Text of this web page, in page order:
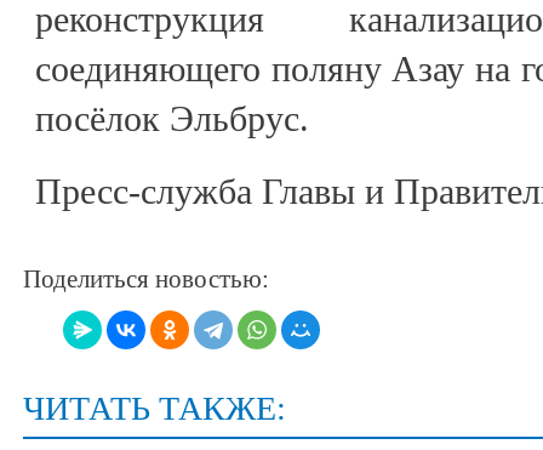
реконструкция
соединяющего поляну Азау на
посёлок Эльбрус.
Пресс-служба Главы и
Поделиться новостью:
ЧИТАТЬ ТАКЖЕ: